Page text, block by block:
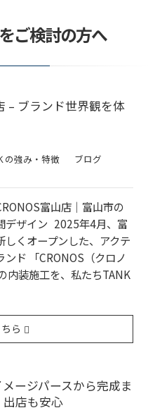
ご検討の方へ
– ブランド世界観を体
の強み・特徴
ブログ
富山店｜富山市の
デザイン 2025年4月、富
しくオープンした、アクテ
ンド 「CRONOS（クロノ
内装施工を、私たちTANK
ら
ージパースから完成ま
店も安心